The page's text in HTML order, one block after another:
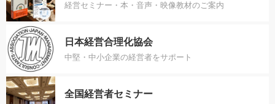
経営セミナー・本・音声・映像教材のご案内
日本経営合理化協会
中堅・中小企業の経営者をサポート
全国経営者セミナー